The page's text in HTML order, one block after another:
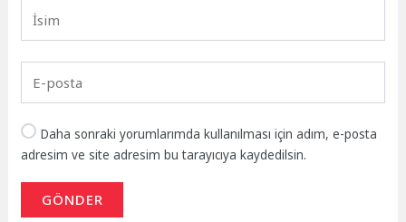
Daha sonraki yorumlarımda kullanılması için adım, e-posta
adresim ve site adresim bu tarayıcıya kaydedilsin.
GÖNDER